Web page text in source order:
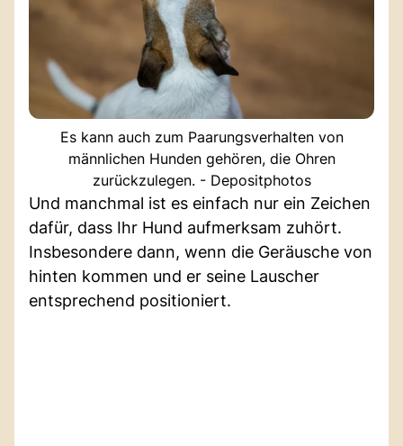
Es kann auch zum Paarungsverhalten von
männlichen Hunden gehören, die Ohren
zurückzulegen. - Depositphotos
Und manchmal ist es einfach nur ein Zeichen
dafür, dass Ihr Hund aufmerksam zuhört.
Insbesondere dann, wenn die Geräusche von
hinten kommen und er seine Lauscher
entsprechend positioniert.